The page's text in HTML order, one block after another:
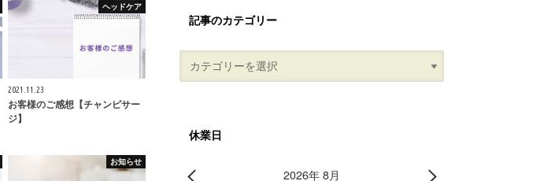
ヘッドケア
2021.11.23
お客様のご感想【チャンピサー
ジ】
お知らせ
記事のカテゴリー
休業日
2026年 8月